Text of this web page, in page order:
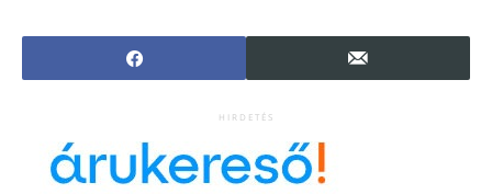
HIRDETÉS